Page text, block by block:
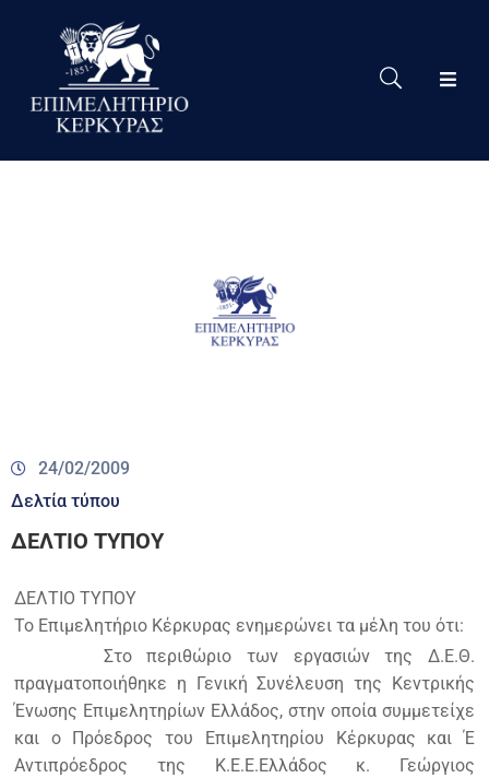
Το
Eπιμελητήριο
24/02/2009
Δελτία τύπου
ΔΕΛΤΙΟ ΤΥΠΟΥ
ΔΕΛΤΙΟ ΤΥΠΟΥ
Το Επιμελητήριο Κέρκυρας ενημερώνει τα μέλη του ότι:
Στο περιθώριο των εργασιών της Δ.Ε.Θ.
πραγματοποιήθηκε η Γενική Συνέλευση της Κεντρικής
Ένωσης Επιμελητηρίων Ελλάδος, στην οποία συμμετείχε
και ο Πρόεδρος του Επιμελητηρίου Κέρκυρας και Έ
Αντιπρόεδρος της Κ.Ε.Ε.Ελλάδος κ. Γεώργιος